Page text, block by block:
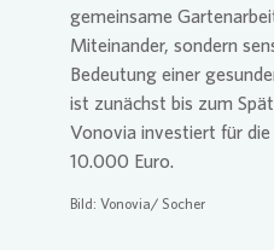
gemeinsame
Miteinander, sondern
Bedeutung einer
ist zunächst bis zum
Vonovia investiert für die
10.000 Euro.
Bild: Vonovia/ Socher